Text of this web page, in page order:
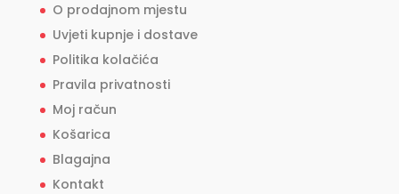
O prodajnom mjestu
Uvjeti kupnje i dostave
Politika kolačića
Pravila privatnosti
Moj račun
Košarica
Blagajna
Kontakt